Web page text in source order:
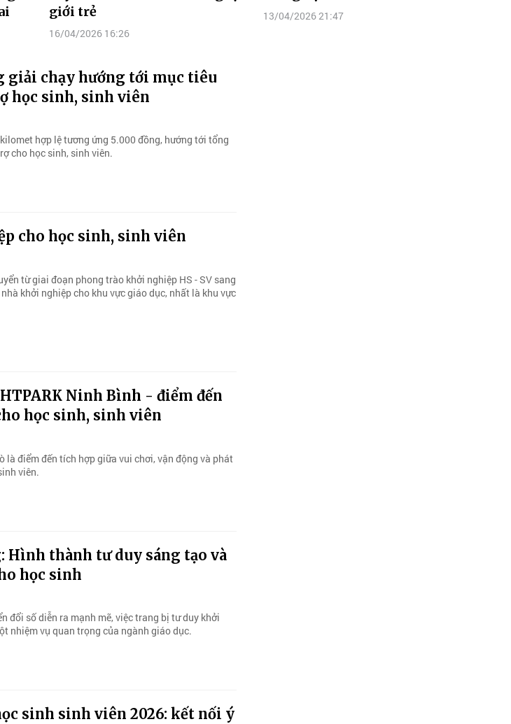
giới trẻ
16/04/2026 16:26
13/04/2026 21:47
giải chạy hướng tới mục tiêu
học sinh, sinh viên
hợp lệ tương ứng 5.000 đồng, hướng tới tổng
cho học sinh, sinh viên.
cho học sinh, sinh viên
từ giai đoạn phong trào khởi nghiệp HS - SV sang
khởi nghiệp cho khu vực giáo dục, nhất là khu vực
Ninh Bình - điểm đến
học sinh, sinh viên
điểm đến tích hợp giữa vui chơi, vận động và phát
viên.
Hình thành tư duy sáng tạo và
học sinh
đổi số diễn ra mạnh mẽ, việc trang bị tư duy khởi
nhiệm vụ quan trọng của ngành giáo dục.
sinh sinh viên 2026: kết nối ý